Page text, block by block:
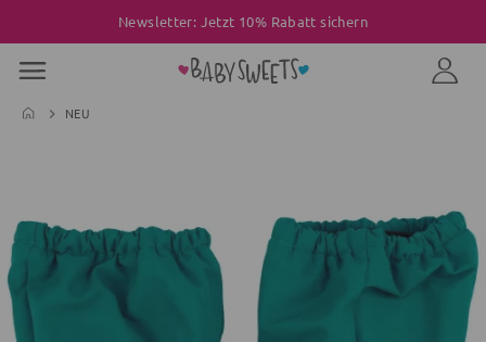
Newsletter: Jetzt 10% Rabatt sichern
NEU